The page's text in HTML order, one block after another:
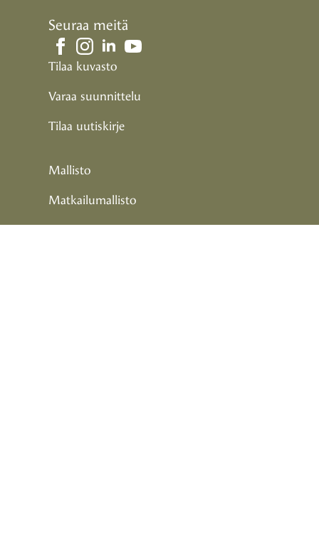
Seuraa meitä
Tilaa kuvasto
Varaa suunnittelu
Tilaa uutiskirje
Mallisto
Matkailumallisto